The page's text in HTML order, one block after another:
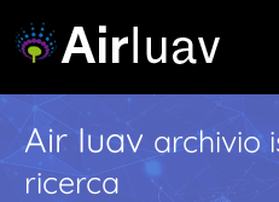
Air Iuav archivio
ricerca